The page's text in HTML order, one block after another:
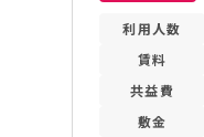
利用人数
賃料
共益費
敷金